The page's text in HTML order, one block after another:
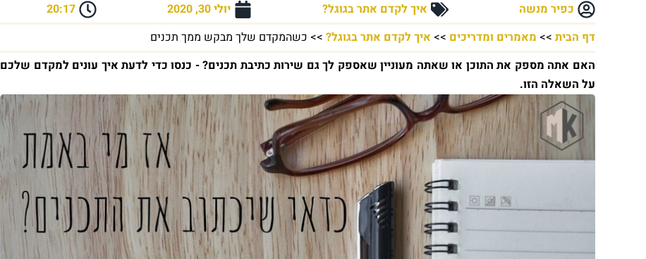
כפיר מנשה איך לקדם אתר בגוגל? יולי 30, 2020
20:17
דף הבית >> מאמרים ומדריכים >> איך לקדם אתר בגוגל? >> כשהמקדם שלך מבקש ממך תכנים
האם אתה מספק את התוכן או שאתה מעוניין שאספק לך גם שירות כתיבת תכנים? - כנסו כדי לדעת איך עונים למקדם שלכם
על השאלה הזו.